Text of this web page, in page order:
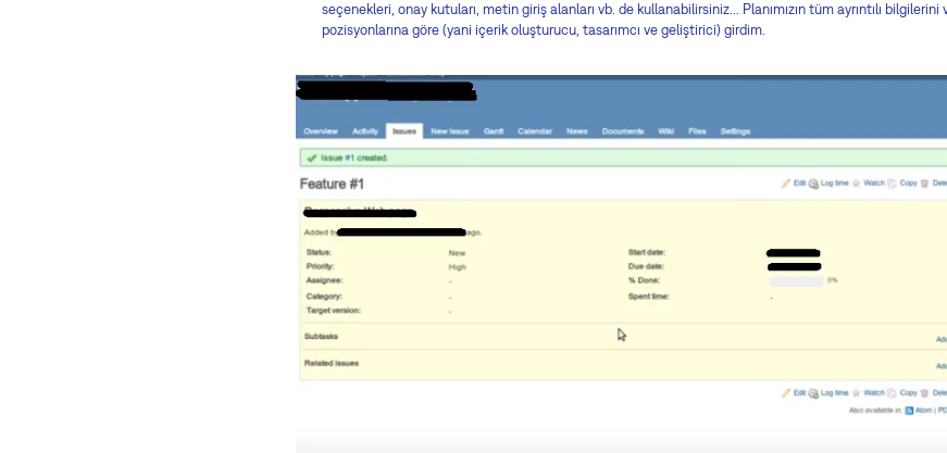
seçenekleri, onay kutuları, metin giriş alanları vb. de kullanabilirsiniz... Planımızın tüm ayrıntılı bilgilerini
pozisyonlarına göre (yani içerik oluşturucu, tasarımcı ve geliştirici) girdim.